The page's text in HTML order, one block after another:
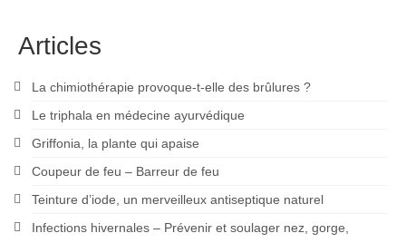
Articles
La chimiothérapie provoque-t-elle des brûlures ?
Le triphala en médecine ayurvédique
Griffonia, la plante qui apaise
Coupeur de feu – Barreur de feu
Teinture d’iode, un merveilleux antiseptique naturel
Infections hivernales – Prévenir et soulager nez, gorge,